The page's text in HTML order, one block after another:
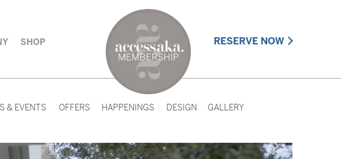
RESERVE NOW
SHOP
& EVENTS OFFERS HAPPENINGS DESIGN GALLERY